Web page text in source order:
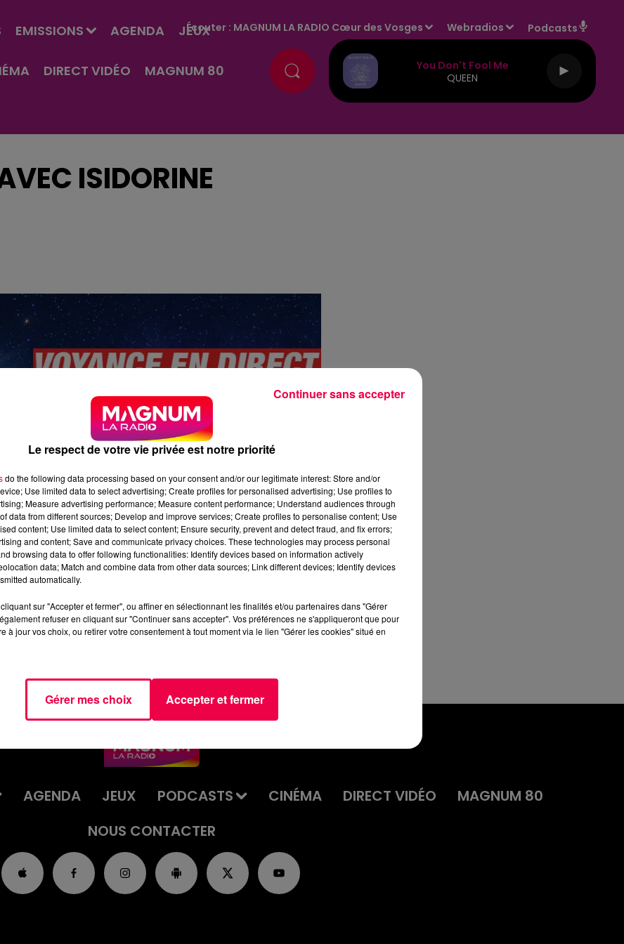
EMISSIONS AGENDA JEUX
DIRECT VIDÉO MAGNUM 80
Écouter : MAGNUM LA RADIO Cœur des Vosges Webradios Podcasts
You Don't Fool Me
QUEEN
ISIDORINE
16.02.23.mp3
AGENDA JEUX PODCASTS CINÉMA DIRECT VIDÉO
MAGNUM 80
NOUS CONTACTER
Le respect de votre vie privée est notre priorité
do the following data processing based on your consent and/or our legitimate interest: Store and/or
Use limited data to select advertising; Create profiles for personalised advertising; Use profiles to
Measure advertising performance; Measure content performance; Understand audiences through
data from different sources; Develop and improve services; Create profiles to personalise content; Use
content; Use limited data to select content; Ensure security, prevent and detect fraud, and fix errors;
and content; Save and communicate privacy choices. These technologies may process personal
browsing data to offer following functionalities: Identify devices based on information actively
data; Match and combine data from other data sources; Link different devices; Identify devices
automatically.
sur "Accepter et fermer", ou affiner en sélectionnant les finalités et/ou partenaires dans "Gérer
refuser en cliquant sur "Continuer sans accepter". Vos préférences ne s'appliqueront que pour
à jour vos choix, ou retirer votre consentement à tout moment via le lien "Gérer les cookies" situé en
Gérer mes choix Accepter et fermer
Continuer sans accepter